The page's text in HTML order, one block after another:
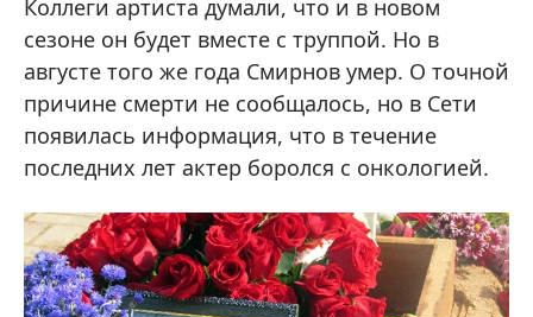
Коллеги артиста думали, что и в новом
сезоне он будет вместе с труппой. Но в
августе того же года Смирнов умер. О точной
причине смерти не сообщалось, но в Сети
появилась информация, что в течение
последних лет актер боролся с онкологией.